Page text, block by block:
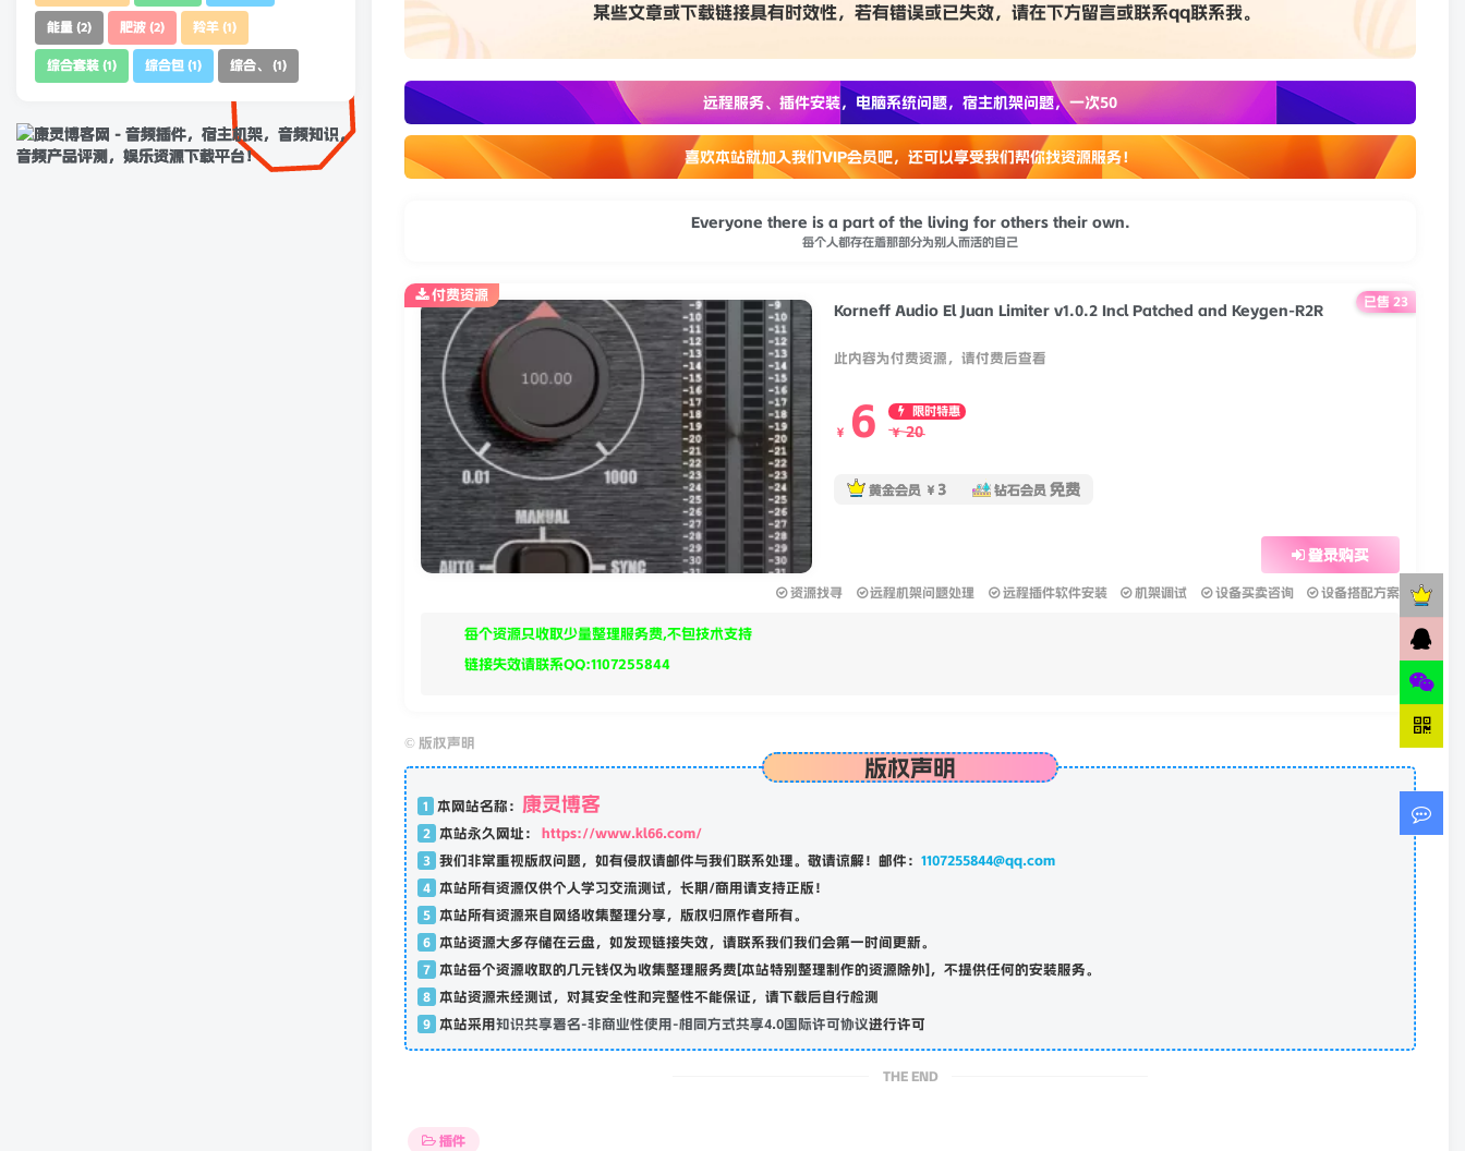
某些文章或下载链接具有时效性，若有错误或已失效，请在下方留言或联系qq联系我。
远程服务、插件安装，电脑系统问题，宿主机架问题，一次50
喜欢本站就加入我们VIP会员吧，还可以享受我们帮你找资源服务！
Everyone there is a part of the living for others their own.
每个人都存在着那部分为别人而活的自己
Korneff Audio El Juan Limiter v1.0.2 Incl Patched and Keygen-R2R
此内容为付费资源，请付费后查看
￥ 6 限时特惠
￥ 20
黄金会员 ￥ 3 钻石会员 免费
登录购买
资源找寻 远程机架问题处理 远程插件软件安装 机架调试 设备买卖咨询 设备搭配方案
每个资源只收取少量整理服务费,不包技术支持
链接失效请联系QQ:1107255844
付费资源 已售 23
© 版权声明
版权声明
1 本网站名称： 康灵博客
2 本站永久网址： https://www.kl66.com/
3 我们非常重视版权问题，如有侵权请邮件与我们联系处理。敬请谅解！邮件： 1107255844@qq.com
4 本站所有资源仅供个人学习交流测试，长期/商用请支持正版！
5 本站所有资源来自网络收集整理分享，版权归原作者所有。
6 本站资源大多存储在云盘，如发现链接失效，请联系我们我们会第一时间更新。
7 本站每个资源收取的几元钱仅为收集整理服务费[本站特别整理制作的资源除外]，不提供任何的安装服务。
8 本站资源未经测试，对其安全性和完整性不能保证，请下载后自行检测
9 本站采用 知识共享署名-非商业性使用-相同方式共享4.0国际许可协议进行许可
THE END
插件
能量 (2) 肥波 (2) 羚羊 (1)
综合套装 (1) 综合包 (1) 综合、 (1)